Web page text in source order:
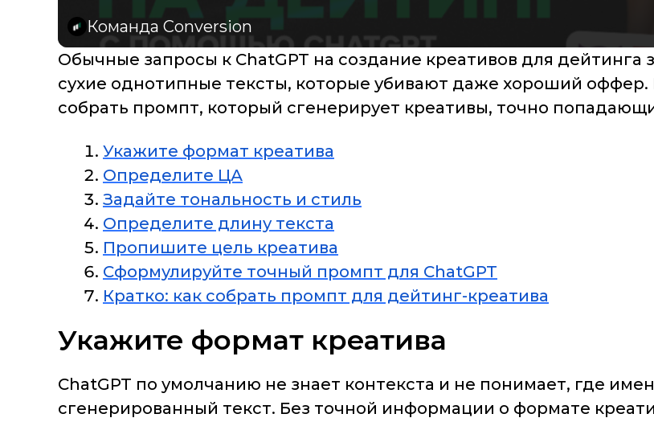
Команда Conversion
Обычные запросы к ChatGPT на создание креативов для
сухие однотипные тексты, которые убивают даже хороший оффер.
собрать промпт, который сгенерирует креативы, точно
Укажите формат креатива
Определите ЦА
Задайте тональность и стиль
Определите длину текста
Пропишите цель креатива
Сформулируйте точный промпт для ChatGPT
Кратко: как собрать промпт для дейтинг-креатива
Укажите формат креатива
ChatGPT по умолчанию не знает контекста и не понимает, где
сгенерированный текст. Без точной информации о формате